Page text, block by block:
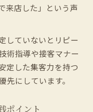
来店した」という声
していないとリピー
術指導や接客マナー
定した集客力を持つ
にしています。
ポイント